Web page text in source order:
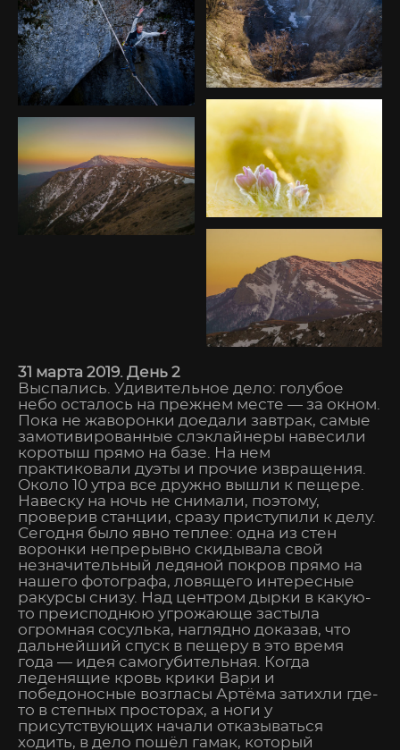
31 марта 2019. День 2
Выспались. Удивительное дело: голубое
небо осталось на прежнем месте — за окном.
Пока не жаворонки доедали завтрак, самые
замотивированные слэклайнеры навесили
коротыш прямо на базе. На нем
практиковали дуэты и прочие извращения.
Около 10 утра все дружно вышли к пещере.
Навеску на ночь не снимали, поэтому,
проверив станции, сразу приступили к делу.
Сегодня было явно теплее: одна из стен
воронки непрерывно скидывала свой
незначительный ледяной покров прямо на
нашего фотографа, ловящего интересные
ракурсы снизу. Над центром дырки в какую-
то преисподнюю угрожающе застыла
огромная сосулька, наглядно доказав, что
дальнейший спуск в пещеру в это время
года — идея самогубительная. Когда
леденящие кровь крики Вари и
победоносные возгласы Артёма затихли где-
то в степных просторах, а ноги у
присутствующих начали отказываться
ходить, в дело пошёл гамак, который